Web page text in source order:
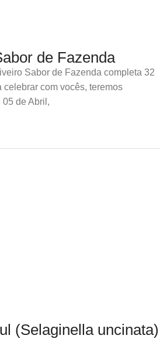
de Fazenda
Sabor de Fazenda completa 32
celebrar com vocês, teremos
de Abril,
(Selaginella uncinata)